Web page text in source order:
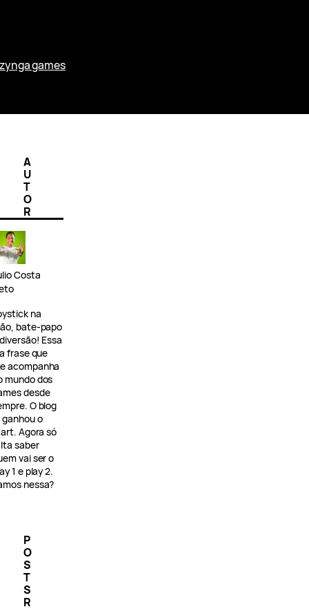
zynga games
A
U
T
O
R
Costa
na
bate-papo
Essa
frase que
acompanha
mundo dos
desde
O blog
ganhou o
Agora só
saber
vai ser o
1 e play 2.
nessa?
P
O
S
T
S
R